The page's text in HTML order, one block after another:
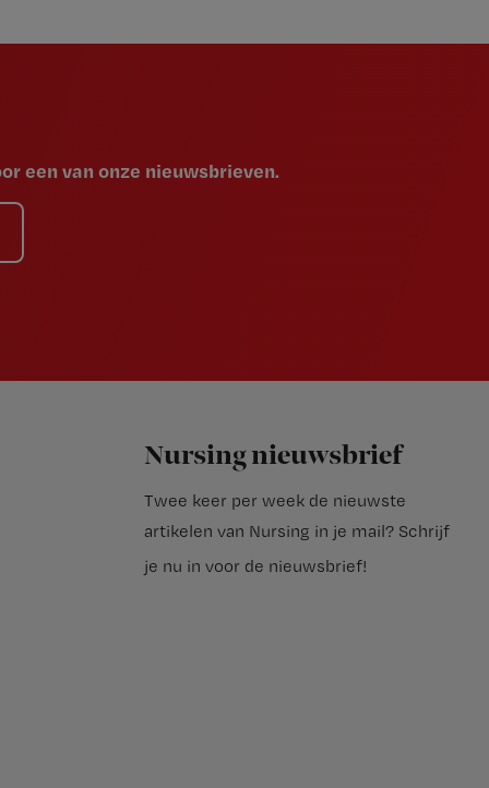
een van onze nieuwsbrieven.
Nursing nieuwsbrief
Twee keer per week de nieuwste
artikelen van Nursing in je mail? Schrijf
je nu in voor de nieuwsbrief!